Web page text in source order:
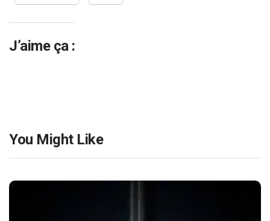
J’aime ça :
You Might Like